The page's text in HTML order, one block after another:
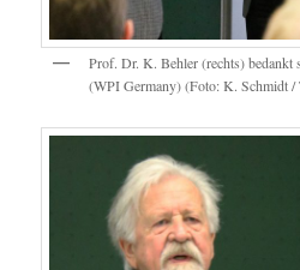
Prof. Dr. K. Behler (rechts) bedankt
(WPI Germany) (Foto: K. Schmidt